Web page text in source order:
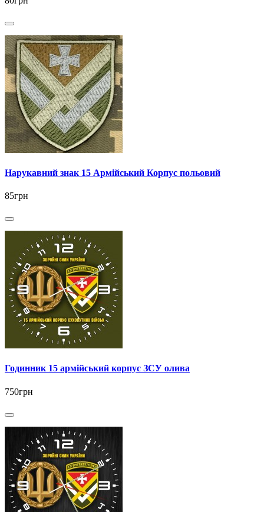
Нарукавний знак 15 Армійський Корпус польовий
85грн
Годинник 15 армійський корпус ЗСУ олива
750грн